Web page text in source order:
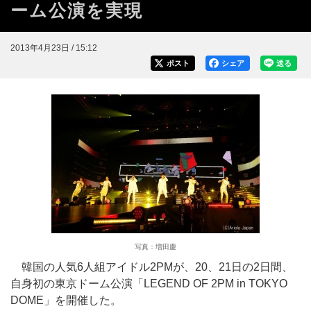
ーム公演を実現
2013年4月23日 / 15:12
送る
シェア
ポスト
写真：増田慶
韓国の人気6人組アイドル2PMが、20、21日の2日間、
自身初の東京ドーム公演「LEGEND OF 2PM in TOKYO
DOME」を開催した。